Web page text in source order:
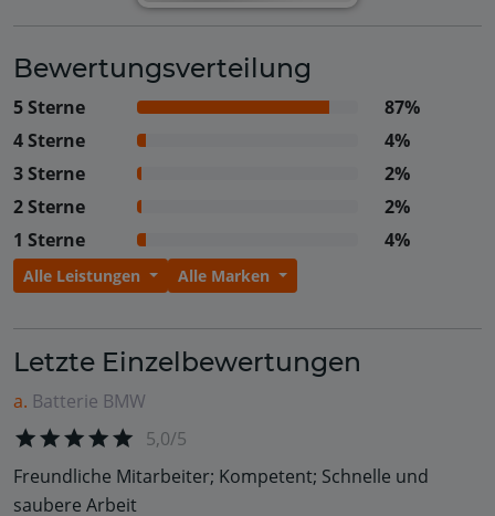
Bewertungsverteilung
5 Sterne
87%
4 Sterne
4%
3 Sterne
2%
2 Sterne
2%
1 Sterne
4%
Alle Leistungen Alle Marken
Letzte Einzelbewertungen
a. Batterie BMW
5,0/5
Freundliche Mitarbeiter; Kompetent; Schnelle und
saubere Arbeit